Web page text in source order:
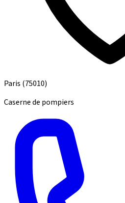
Paris (75010)
Caserne de pompiers